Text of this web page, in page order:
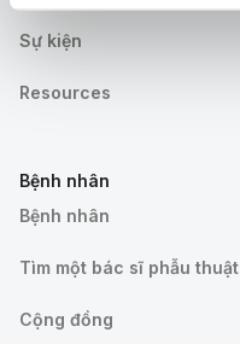
Sự kiện
Resources
Bệnh nhân
Bệnh nhân
Tìm một bác sĩ phẫu thuật
Cộng đồng